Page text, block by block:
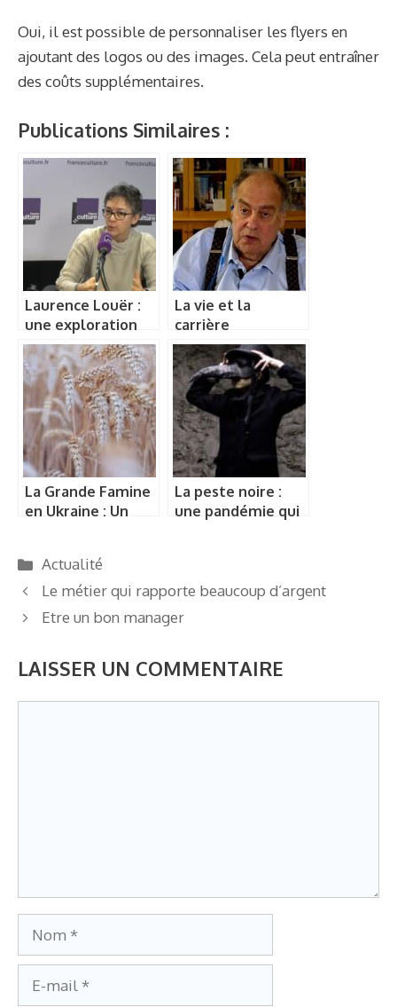
Oui, il est possible de personnaliser les flyers en
ajoutant des logos ou des images. Cela peut entraîner
des coûts supplémentaires.
Publications Similaires :
Laurence Louër :
une exploration
approfondie de
son travail sur les
monarchies du
Golfe
La vie et la
carrière
d’Alexandre Adler,
journaliste et
spécialiste en
relations
internationales
La Grande Famine
en Ukraine : Un
La peste noire :
une pandémie qui
Catégories
Actualité
Le métier qui rapporte beaucoup d’argent
Etre un bon manager
LAISSER UN COMMENTAIRE